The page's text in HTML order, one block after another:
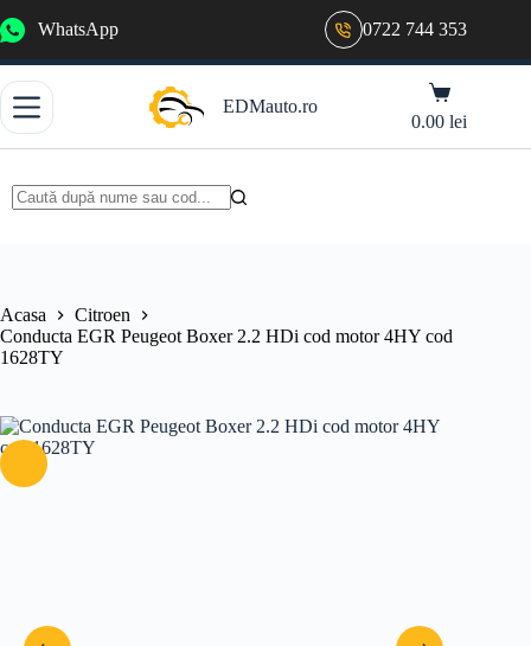
la
WhatsApp 0722 744 353
EDMauto.ro
Coș
de
cumpărături
0.00lei
Acasa
Citroen
Conducta EGR Peugeot Boxer 2.2 HDi cod motor 4HY cod
1628TY